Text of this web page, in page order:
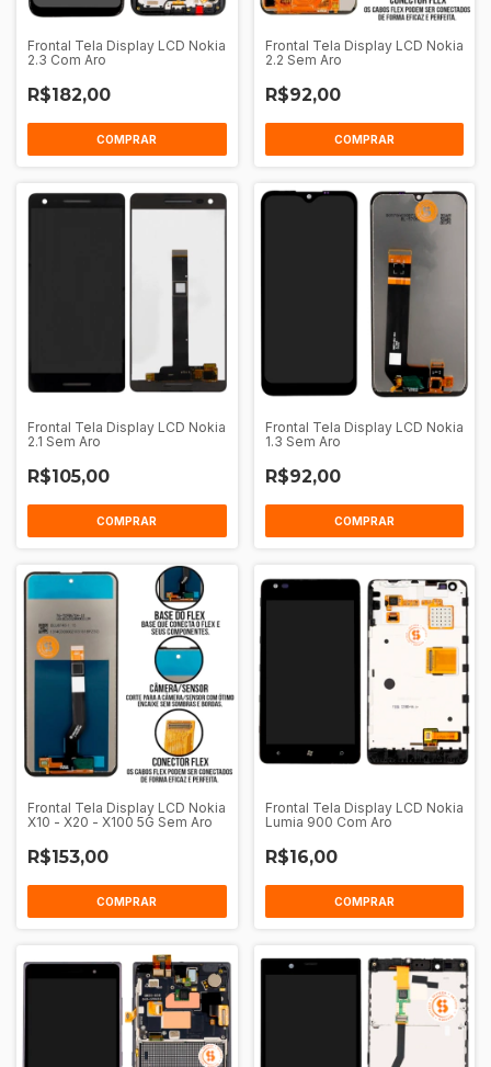
Frontal Tela Display LCD Nokia
2.3 Com Aro
R$182,00
COMPRAR
Frontal Tela Display LCD Nokia
2.2 Sem Aro
R$92,00
COMPRAR
Frontal Tela Display LCD Nokia
2.1 Sem Aro
R$105,00
COMPRAR
Frontal Tela Display LCD Nokia
1.3 Sem Aro
R$92,00
COMPRAR
Frontal Tela Display LCD Nokia
X10 - X20 - X100 5G Sem Aro
R$153,00
COMPRAR
Frontal Tela Display LCD Nokia
Lumia 900 Com Aro
R$16,00
COMPRAR